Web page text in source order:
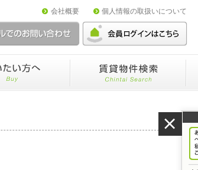
会社概要 個人情報の取扱いについて